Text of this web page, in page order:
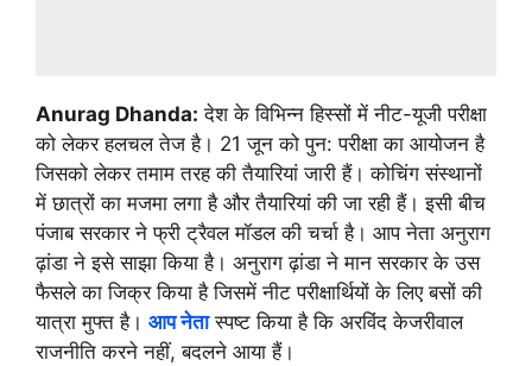
Anurag Dhanda: देश के विभिन्न हिस्सों में नीट-यूजी परीक्षा
को लेकर हलचल तेज है। 21 जून को पुन: परीक्षा का आयोजन है
जिसको लेकर तमाम तरह की तैयारियां जारी हैं। कोचिंग संस्थानों
में छात्रों का मजमा लगा है और तैयारियां की जा रही हैं। इसी बीच
पंजाब सरकार ने फ्री ट्रैवल मॉडल की चर्चा है। आप नेता अनुराग
ढ़ांडा ने इसे साझा किया है। अनुराग ढ़ांडा ने मान सरकार के उस
फैसले का जिक्र किया है जिसमें नीट परीक्षार्थियों के लिए बसों की
यात्रा मुफ्त है। आप नेतास्पष्ट किया है कि अरविंद केजरीवाल
राजनीति करने नहीं, बदलने आया हैं।